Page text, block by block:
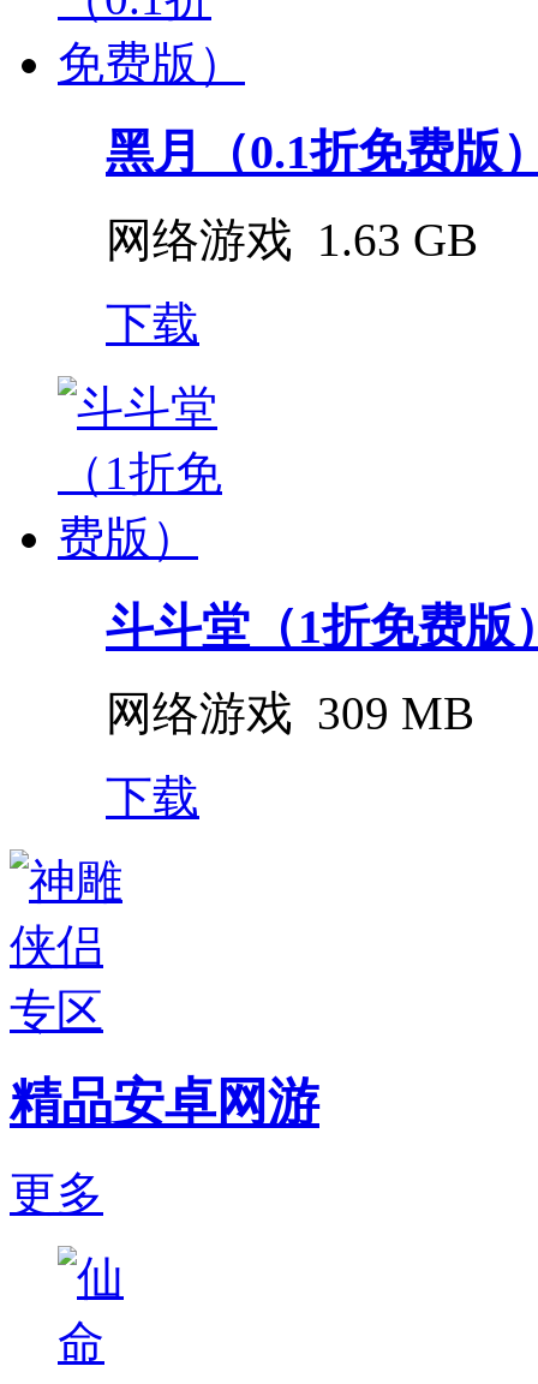
黑月（0.1折免费版
网络游戏 1.63 GB
下载
斗斗堂（1折免费版
网络游戏 309 MB
下载
精品安卓网游
更多